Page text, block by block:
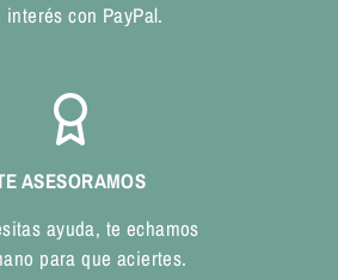
interés con PayPal.
ASESORAMOS
ayuda, te echamos
para que aciertes.